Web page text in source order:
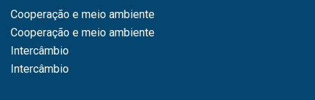
Cooperação e meio ambiente
Cooperação e meio ambiente
Intercâmbio
Intercâmbio